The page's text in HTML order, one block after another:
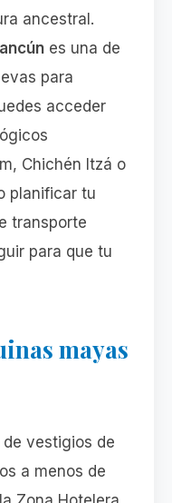
ancestral.
es una de
para
acceder
Chichén Itzá o
planificar tu
transporte
para que tu
mayas
vestigios de
a menos de